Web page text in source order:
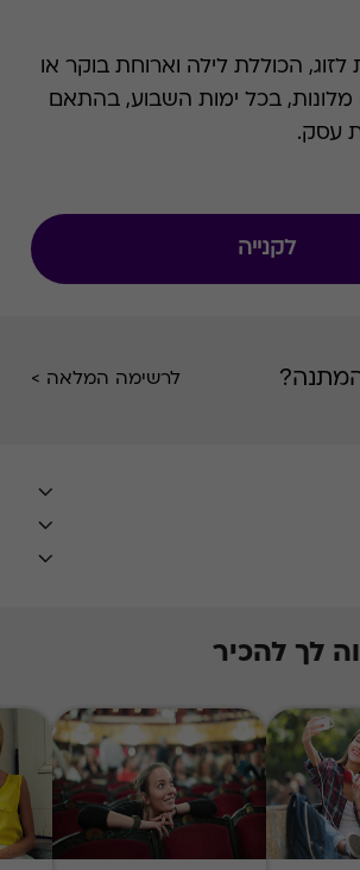
הכוללת לילה וארוחת בוקר או
מלונות, בכל ימות השבוע, בהתאם
עסק.
לקנייה
לרשימה המלאה >
חודשים יולי-אוגוסט, הזמנת
מקום פנוי במרבית המלונות,
תשלום על פי
Swish
.התשלום עבור התוספת
לך להכיר